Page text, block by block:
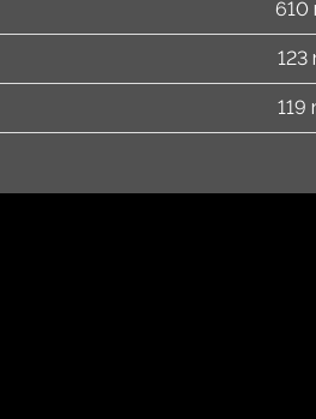
610
123
119